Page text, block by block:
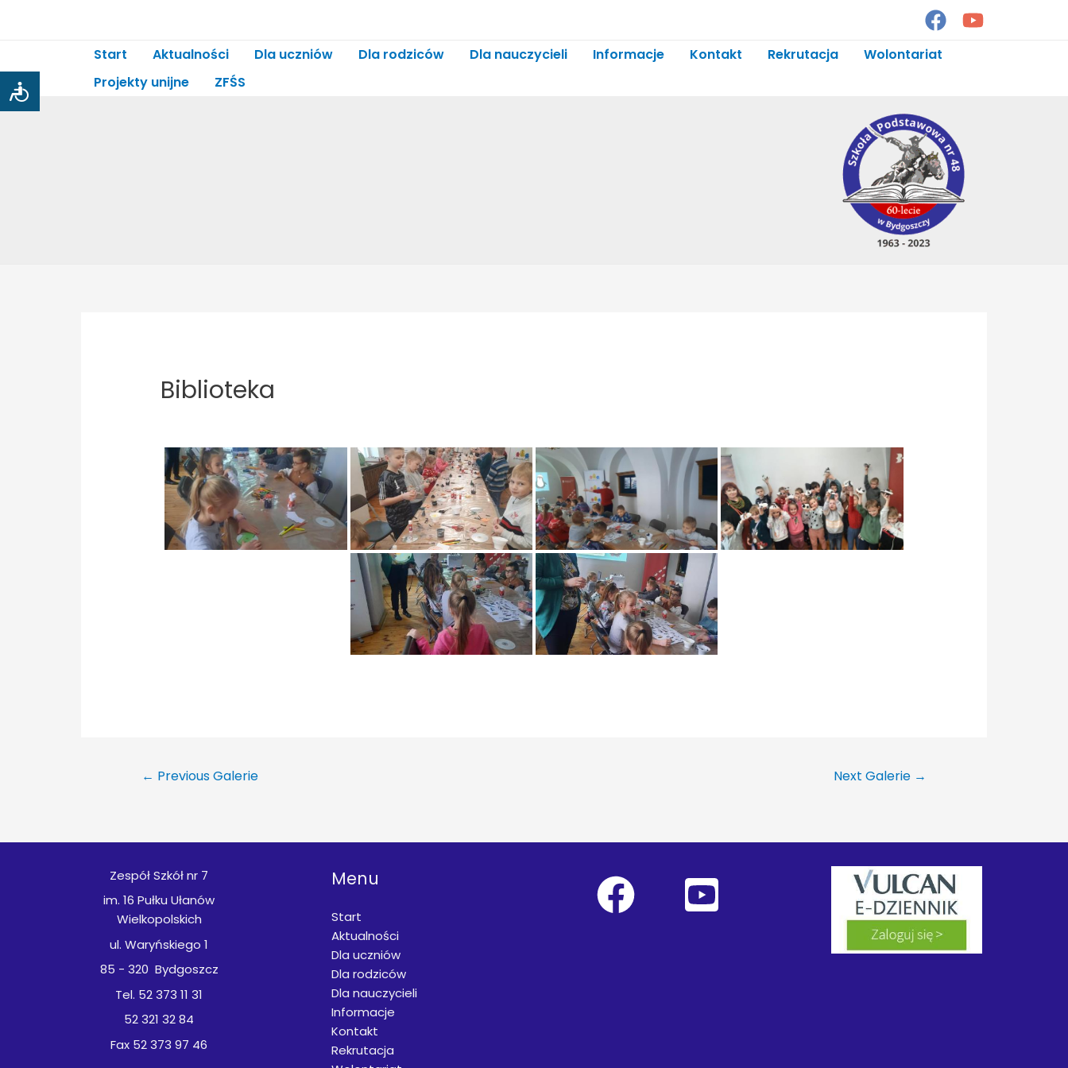
Start Aktualności Dla uczniów Dla rodziców Dla nauczycieli Informacje Kontakt Rekrutacja
Wolontariat
Projekty unijne
ZFŚS
Biblioteka
Nawigacja
← Previous Galerie Next Galerie →
Zespół Szkół nr 7
im. 16 Pułku Ułanów
Wielkopolskich
ul. Waryńskiego 1
85 - 320 Bydgoszcz
Tel. 52 373 11 31
52 321 32 84
Fax 52 373 97 46
Menu
Start
Aktualności
Dla uczniów
Dla rodziców
Dla nauczycieli
Informacje
Kontakt
Rekrutacja